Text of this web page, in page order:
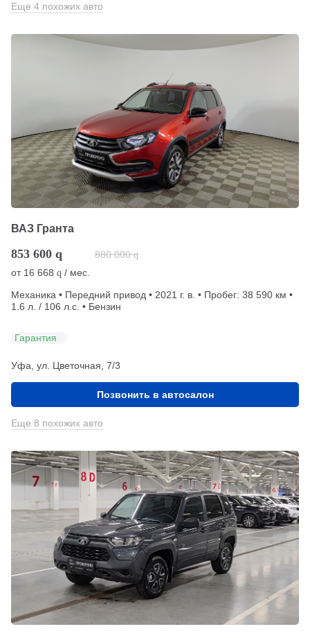
Еще 4 похожих авто
ВАЗ Гранта
853 600 q 880 000 q
от 16 668 q / мес.
Механика • Передний привод • 2021 г. в. • Пробег: 38 590 км •
1.6 л. / 106 л.с. • Бензин
Гарантия
Уфа, ул. Цветочная, 7/3
Позвонить в автосалон
Еще 8 похожих авто